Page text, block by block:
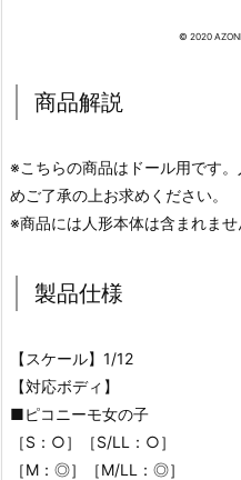
© 2020
商品解説
※こちらの商品はドール用です
めご了承の上お求めください。
※商品には人形本体は含まれませ
製品仕様
【スケール】1/12
【対応ボディ】
■ピコニーモ女の子
［S：○］［S/LL：○］
［M：◎］［M/LL：◎］